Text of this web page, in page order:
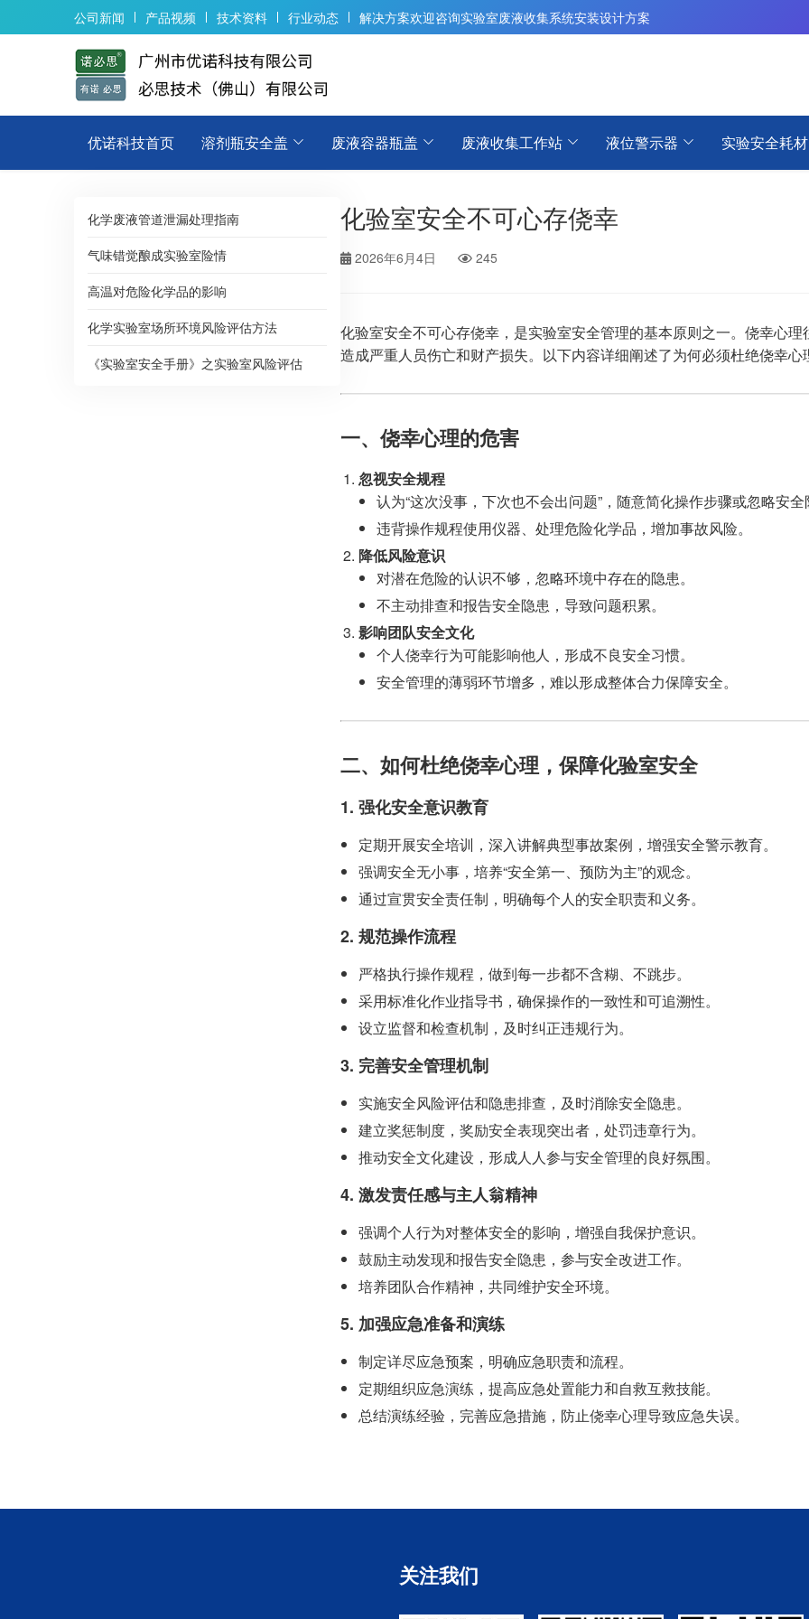
公司新闻 产品视频 技术资料 行业动态 解决方案欢迎咨询实验室废液收集系统安装设计方案
优诺科技首页 溶剂瓶安全盖 废液容器瓶盖 废液收集工作站 液位警示器 实验安全耗材
化学废液管道泄漏处理指南
气味错觉酿成实验室险情
高温对危险化学品的影响
化学实验室场所环境风险评估方法
《实验室安全手册》之实验室风险评估
化验室安全不可心存侥幸
2026年6月4日 245
化验室安全不可心存侥幸，是实验室安全管理的基本原则之一。侥幸心
造成严重人员伤亡和财产损失。以下内容详细阐述了为何必须杜绝侥幸
一、侥幸心理的危害
忽视安全规程
认为“这次没事，下次也不会出问题”，随意简化操作步骤或忽略安
违背操作规程使用仪器、处理危险化学品，增加事故风险。
降低风险意识
对潜在危险的认识不够，忽略环境中存在的隐患。
不主动排查和报告安全隐患，导致问题积累。
影响团队安全文化
个人侥幸行为可能影响他人，形成不良安全习惯。
安全管理的薄弱环节增多，难以形成整体合力保障安全。
二、如何杜绝侥幸心理，保障化验室安全
1. 强化安全意识教育
定期开展安全培训，深入讲解典型事故案例，增强安全警示教育。
强调安全无小事，培养“安全第一、预防为主”的观念。
通过宣贯安全责任制，明确每个人的安全职责和义务。
2. 规范操作流程
严格执行操作规程，做到每一步都不含糊、不跳步。
采用标准化作业指导书，确保操作的一致性和可追溯性。
设立监督和检查机制，及时纠正违规行为。
3. 完善安全管理机制
实施安全风险评估和隐患排查，及时消除安全隐患。
建立奖惩制度，奖励安全表现突出者，处罚违章行为。
推动安全文化建设，形成人人参与安全管理的良好氛围。
4. 激发责任感与主人翁精神
强调个人行为对整体安全的影响，增强自我保护意识。
鼓励主动发现和报告安全隐患，参与安全改进工作。
培养团队合作精神，共同维护安全环境。
5. 加强应急准备和演练
制定详尽应急预案，明确应急职责和流程。
定期组织应急演练，提高应急处置能力和自救互救技能。
总结演练经验，完善应急措施，防止侥幸心理导致应急失误。
关注我们